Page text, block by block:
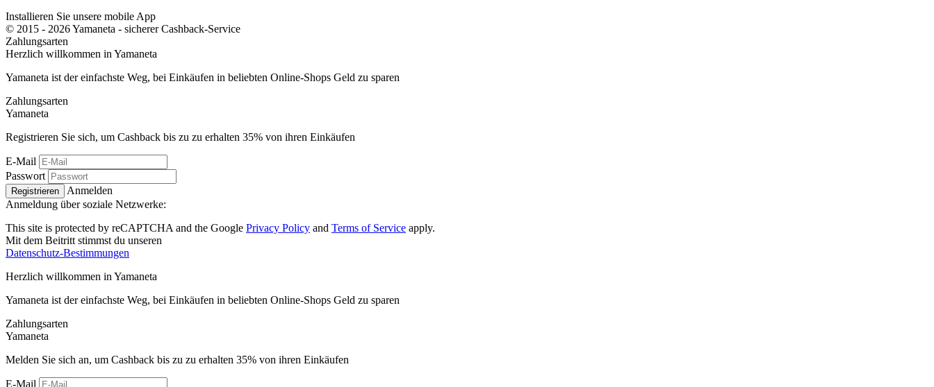
Installieren Sie unsere mobile App
© 2015 - 2026 Yamaneta - sicherer Cashback-Service
Zahlungsarten
Herzlich willkommen in Yamaneta
Yamaneta ist der einfachste Weg, bei Einkäufen in beliebten Online-Shops Geld zu sparen
Zahlungsarten
Yamaneta
Registrieren Sie sich, um Cashback bis zu zu erhalten 35% von ihren Einkäufen
E-Mail
Passwort
Registrieren
Anmelden
Anmeldung über soziale Netzwerke:
This site is protected by reCAPTCHA and the Google Privacy Policy and Terms of Service apply.
Mit dem Beitritt stimmst du unseren
Datenschutz-Bestimmungen
Herzlich willkommen in Yamaneta
Yamaneta ist der einfachste Weg, bei Einkäufen in beliebten Online-Shops Geld zu sparen
Zahlungsarten
Yamaneta
Melden Sie sich an, um Cashback bis zu zu erhalten 35% von ihren Einkäufen
E-Mail